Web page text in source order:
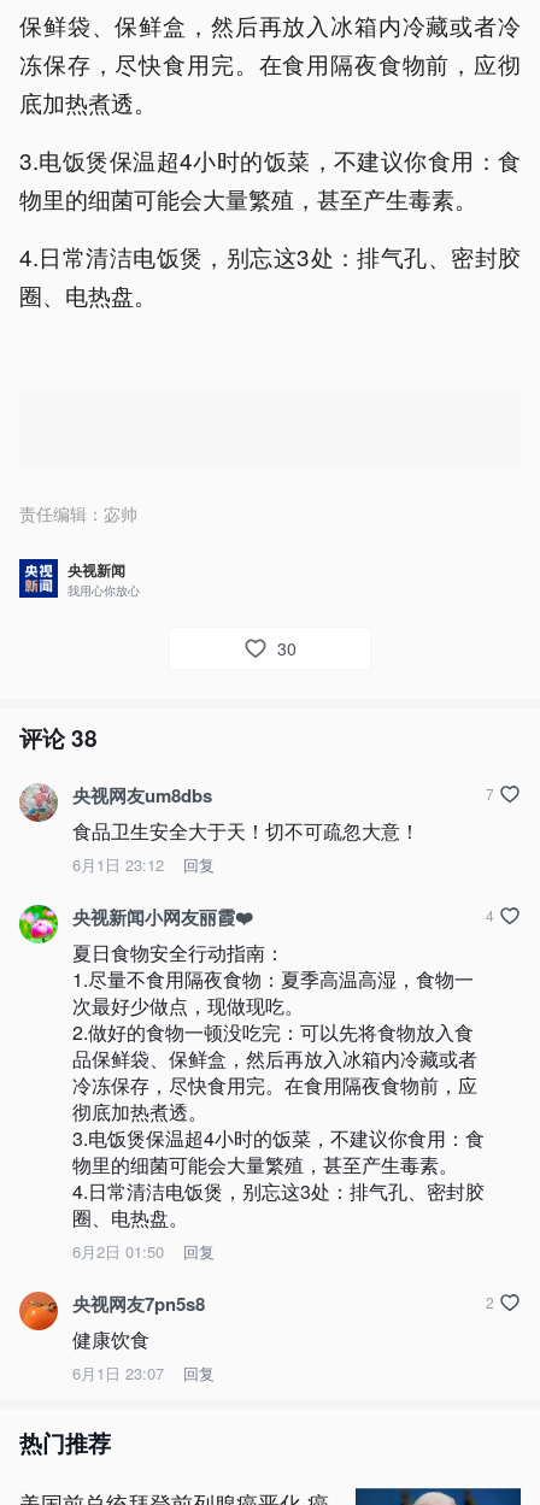
保鲜袋、保鲜盒，然后再放入冰箱内冷藏或者冷
冻保存，尽快食用完。在食用隔夜食物前，应彻
底加热煮透。
3.电饭煲保温超4小时的饭菜，不建议你食用：食
物里的细菌可能会大量繁殖，甚至产生毒素。
4.日常清洁电饭煲，别忘这3处：排气孔、密封胶
圈、电热盘。
责任编辑： 宓帅
央视新闻
我用心你放心
30
评论38
央视网友um8dbs
食品卫生安全大于天！切不可疏忽大意！
6月1日 23:12 回复
7
央视新闻小网友丽霞❤️
夏日食物安全行动指南：
1.尽量不食用隔夜食物：夏季高温高湿，食物一
次最好少做点，现做现吃。
2.做好的食物一顿没吃完：可以先将食物放入食
品保鲜袋、保鲜盒，然后再放入冰箱内冷藏或者
冷冻保存，尽快食用完。在食用隔夜食物前，应
彻底加热煮透。
3.电饭煲保温超4小时的饭菜，不建议你食用：食
物里的细菌可能会大量繁殖，甚至产生毒素。
4.日常清洁电饭煲，别忘这3处：排气孔、密封胶
圈、电热盘。
6月2日 01:50 回复
4
央视网友7pn5s8
健康饮食
6月1日 23:07 回复
2
热门推荐